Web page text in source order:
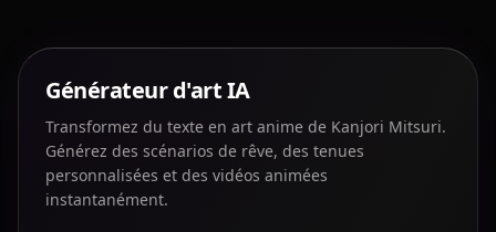
Générateur d'art IA
Transformez du texte en art anime de Kanjori Mitsuri.
Générez des scénarios de rêve, des tenues
personnalisées et des vidéos animées
instantanément.